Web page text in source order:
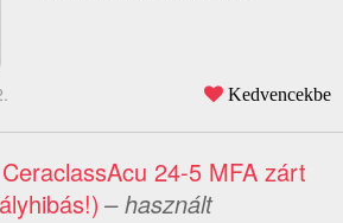
Kedvencekbe
24-5 MFA zárt
– használt